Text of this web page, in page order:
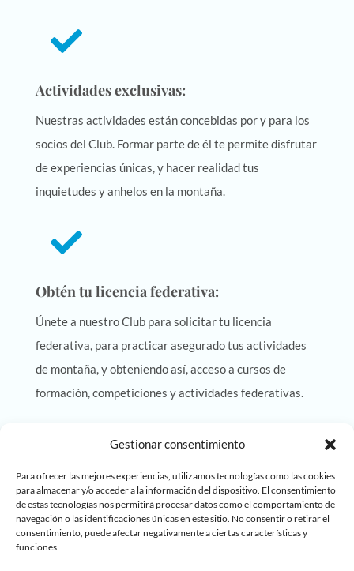
Gestionar consentimiento
Para ofrecer las mejores experiencias, utilizamos tecnologías como las cookies
para almacenar y/o acceder a la información del dispositivo. El consentimiento
de estas tecnologías nos permitirá procesar datos como el comportamiento de
navegación o las identificaciones únicas en este sitio. No consentir o retirar el
consentimiento, puede afectar negativamente a ciertas características y
funciones.

Actividades exclusivas:
Nuestras actividades están concebidas por y para los
socios del Club. Formar parte de él te permite disfrutar
de experiencias únicas, y hacer realidad tus
inquietudes y anhelos en la montaña.

Obtén tu licencia federativa:
Únete a nuestro Club para solicitar tu licencia
federativa, para practicar asegurado tus actividades
de montaña, y obteniendo así, acceso a cursos de
formación, competiciones y actividades federativas.
Asóciate, aunque ya estés federado
Puedes ser socio del Club, aunque te hayas federado a
través de otros clubes o asociaciones. De esta forma